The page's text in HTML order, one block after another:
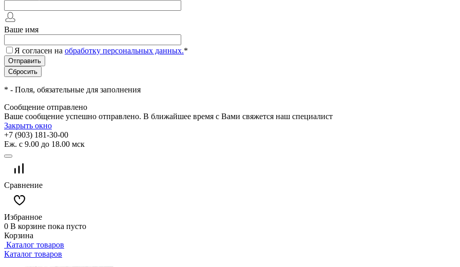
Ваше имя
Я согласен на обработку персональных данных.*
* - Поля, обязательные для заполнения
Сообщение отправлено
Ваше сообщение успешно отправлено. В ближайшее время с Вами свяжется наш специалист
Закрыть окно
+7 (903) 181-30-00
Еж. с 9.00 до 18.00 мск
Сравнение
Избранное
0 В корзине пока пусто
Корзина
Каталог товаров
Каталог товаров